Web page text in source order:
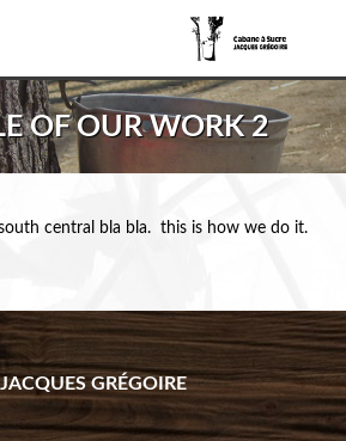
OF OUR WORK 2
central bla bla. this is how we do it.
GRÉGOIRE